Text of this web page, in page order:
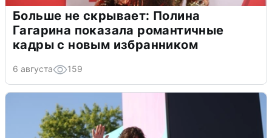
Больше не скрывает: Полина
Гагарина показала романтичные
кадры с новым избранником
6 августа 159